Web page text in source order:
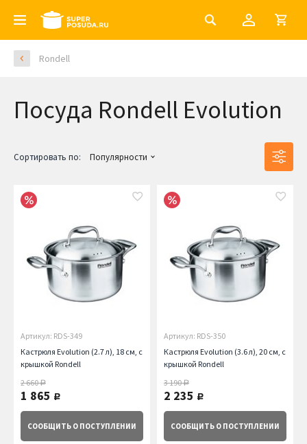
Rondell
Посуда Rondell Evolution
Сортировать по: Популярности
Артикул: RDS-349
Кастрюля Evolution (2.7 л), 18 см, с
крышкой Rondell
2 660руб.
1 865 руб.
СООБЩИТЬ О ПОСТУПЛЕНИИ
Артикул: RDS-350
Кастрюля Evolution (3.6 л), 20 см, с
крышкой Rondell
3 190руб.
2 235 руб.
СООБЩИТЬ О ПОСТУПЛЕНИИ